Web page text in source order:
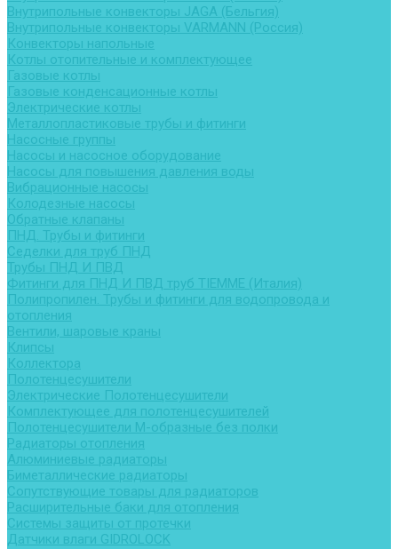
Внутрипольные конвекторы JAGA (Бельгия)
Внутрипольные конвекторы VARMANN (Россия)
Конвекторы напольные
Котлы отопительные и комплектующее
Газовые котлы
Газовые конденсационные котлы
Электрические котлы
Металлопластиковые трубы и фитинги
Насосные группы
Насосы и насосное оборудование
Насосы для повышения давления воды
Вибрационные насосы
Колодезные насосы
Обратные клапаны
ПНД. Трубы и фитинги
Седелки для труб ПНД
Трубы ПНД И ПВД
Фитинги для ПНД И ПВД труб TIEMME (Италия)
Полипропилен. Трубы и фитинги для водопровода и
отопления
Вентили, шаровые краны
Клипсы
Коллектора
Полотенцесушители
Электрические Полотенцесушители
Комплектующее для полотенцесушителей
Полотенцесушители М-образные без полки
Радиаторы отопления
Алюминиевые радиаторы
Биметаллические радиаторы
Сопутствующие товары для радиаторов
Расширительные баки для отопления
Системы защиты от протечки
Датчики влаги GIDROLOCK